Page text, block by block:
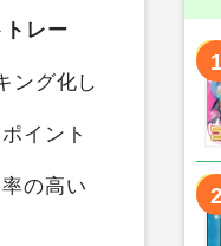
レー
ング化し
イント
の高い
1
2